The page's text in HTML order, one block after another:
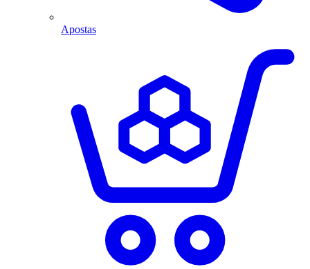
Apostas